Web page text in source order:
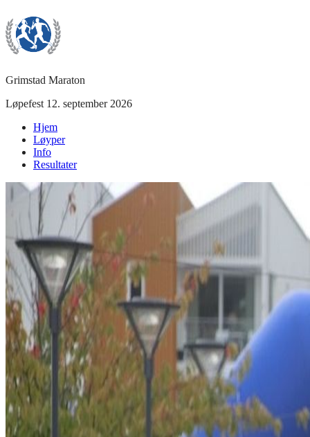
Grimstad Maraton
Løpefest 12. september 2026
Hjem
Løyper
Info
Resultater